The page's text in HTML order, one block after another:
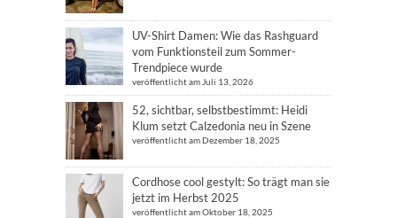
UV-Shirt Damen: Wie das Rashguard
vom Funktionsteil zum Sommer-
Trendpiece wurde
veröffentlicht am Juli 13, 2026
52, sichtbar, selbstbestimmt: Heidi
Klum setzt Calzedonia neu in Szene
veröffentlicht am Dezember 18, 2025
Cordhose cool gestylt: So trägt man sie
jetzt im Herbst 2025
veröffentlicht am Oktober 18, 2025